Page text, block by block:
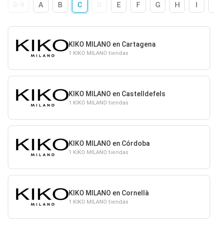
A B C E F G H I
KIKO MILANO en Cartagena
1 KIKO MILANO tiendas
KIKO MILANO en Castelldefels
1 KIKO MILANO tiendas
KIKO MILANO en Córdoba
1 KIKO MILANO tiendas
KIKO MILANO en Cornellà
1 KIKO MILANO tiendas